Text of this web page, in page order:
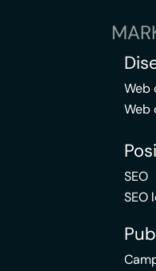
Web
Web
SEO
SEO